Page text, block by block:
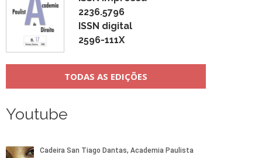
2236.5796
ISSN digital
2596-111X
TODAS AS EDIÇÕES
Youtube